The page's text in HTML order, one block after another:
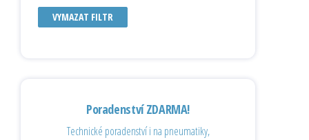
VYMAZAT FILTR
Poradenství ZDARMA!
Technické poradenství i na pneumatiky,